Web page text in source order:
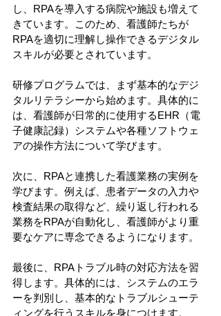
し、RPAを導入する病院や施設も増えて
きています。このため、看護師たちが
RPAを適切に理解し操作できるデジタル
スキルが必要とされています。
研修プログラムでは、まず基本的なデジ
タルリテラシーから始めます。具体的に
は、看護師が日常的に使用するEHR（電
子健康記録）システムや各種ソフトウェ
アの操作方法について学びます。
次に、RPAと連携した看護業務の実例を
学びます。例えば、患者データの入力や
検査結果の取得など、繰り返し行われる
業務をRPAが自動化し、看護師がより重
要なケアに専念できるようになります。
最後に、RPAトラブル時の対応方法を習
得します。具体的には、システムのエラ
ーを判別し、基本的なトラブルシューテ
ィングを行うスキルを身につけます。